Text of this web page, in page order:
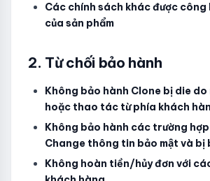
Các chính sách khác được
của sản phẩm
2. Từ chối bảo hành
Không bảo hành Clone bị die
hoặc thao tác từ phía khách
Không bảo hành các trường
Change thông tin bảo mật và bị
Không hoàn tiền/hủy đơn với